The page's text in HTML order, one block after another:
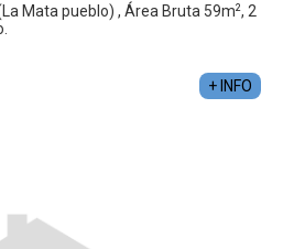
Mata pueblo) , Área Bruta 59m2, 2
+ INFO